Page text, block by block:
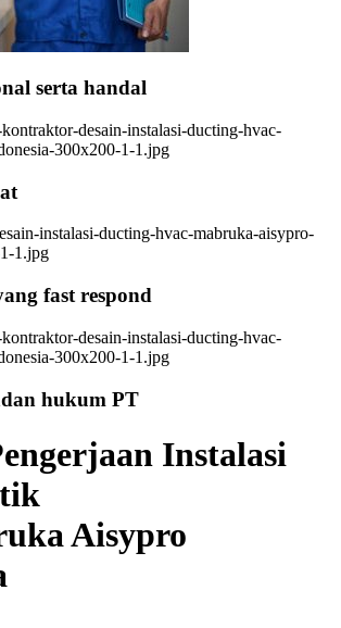
serta handal
fast respond
hukum PT
Instalasi
Aisypro